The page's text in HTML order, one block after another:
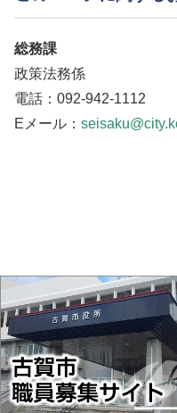
総務課
政策法務係
電話：092-942-1112
Eメール：